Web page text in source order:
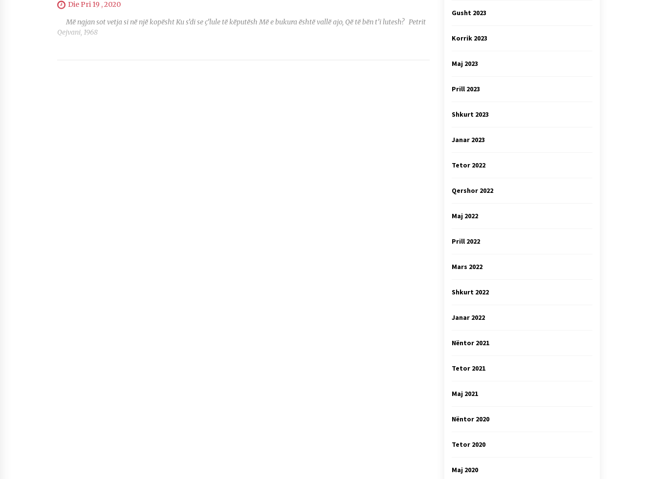
Die Pri 19 , 2020
Më ngjan sot vetja si në një kopësht Ku s’di se ç’lule të këputësh Më e bukura është vallë ajo, Që të bën t’i lutesh? Petrit
Qejvani, 1968
Gusht 2023
Korrik 2023
Maj 2023
Prill 2023
Shkurt 2023
Janar 2023
Tetor 2022
Qershor 2022
Maj 2022
Prill 2022
Mars 2022
Shkurt 2022
Janar 2022
Nëntor 2021
Tetor 2021
Maj 2021
Nëntor 2020
Tetor 2020
Maj 2020